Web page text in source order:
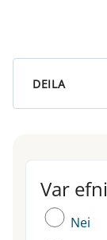
DEILA
Var
Var
Nei